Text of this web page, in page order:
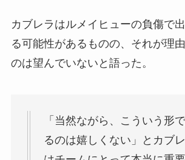
カブレラはルメイヒューの負傷で
る可能性があるものの、それが理
のは望んでいないと語った。
「当然ながら、こういう形
るのは嬉しくない」とカブ